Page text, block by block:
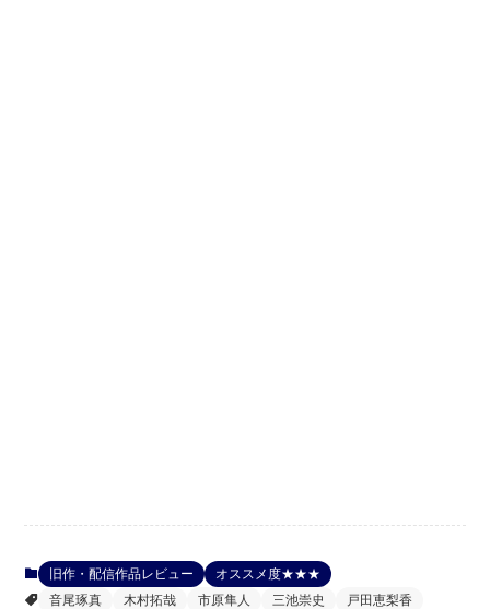
旧作・配信作品レビュー
オススメ度★★★
音尾琢真
木村拓哉 市原隼人 三池崇史
戸田恵梨香